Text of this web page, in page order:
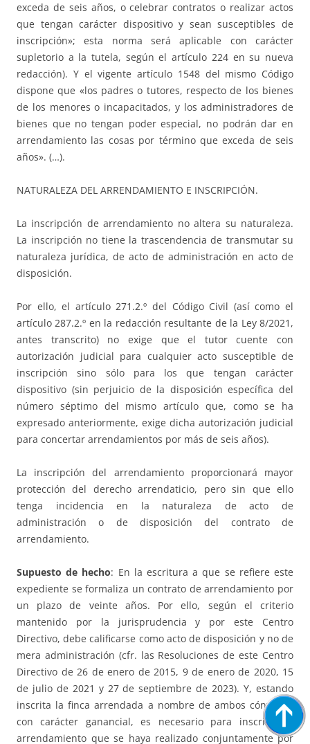
exceda de seis años, o celebrar contratos o realizar actos
que tengan carácter dispositivo y sean susceptibles de
inscripción»; esta norma será aplicable con carácter
supletorio a la tutela, según el artículo 224 en su nueva
redacción). Y el vigente artículo 1548 del mismo Código
dispone que «los padres o tutores, respecto de los bienes
de los menores o incapacitados, y los administradores de
bienes que no tengan poder especial, no podrán dar en
arrendamiento las cosas por término que exceda de seis
años». (…).
NATURALEZA DEL ARRENDAMIENTO E INSCRIPCIÓN.
La inscripción de arrendamiento no altera su naturaleza.
La inscripción no tiene la trascendencia de transmutar su
naturaleza jurídica, de acto de administración en acto de
disposición.
Por ello, el artículo 271.2.º del Código Civil (así como el
artículo 287.2.º en la redacción resultante de la Ley 8/2021,
antes transcrito) no exige que el tutor cuente con
autorización judicial para cualquier acto susceptible de
inscripción sino sólo para los que tengan carácter
dispositivo (sin perjuicio de la disposición específica del
número séptimo del mismo artículo que, como se ha
expresado anteriormente, exige dicha autorización judicial
para concertar arrendamientos por más de seis años).
La inscripción del arrendamiento proporcionará mayor
protección del derecho arrendaticio, pero sin que ello
tenga incidencia en la naturaleza de acto de
administración o de disposición del contrato de
arrendamiento.
Supuesto de hecho: En la escritura a que se refiere este
expediente se formaliza un contrato de arrendamiento por
un plazo de veinte años. Por ello, según el criterio
mantenido por la jurisprudencia y por este Centro
Directivo, debe calificarse como acto de disposición y no de
mera administración (cfr. las Resoluciones de este Centro
Directivo de 26 de enero de 2015, 9 de enero de 2020, 15
de julio de 2021 y 27 de septiembre de 2023). Y, estando
inscrita la finca arrendada a nombre de ambos cónyuges
con carácter ganancial, es necesario para inscribir el
arrendamiento que se haya realizado conjuntamente por